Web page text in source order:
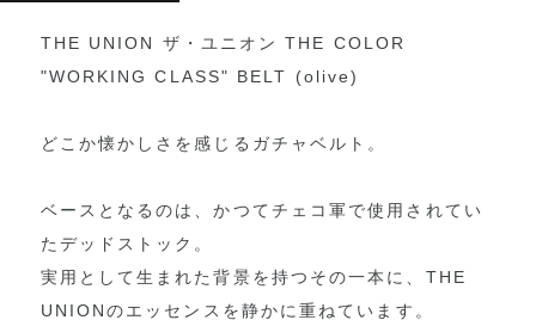
THE UNION ザ・ユニオン THE COLOR
"WORKING CLASS" BELT (olive)
どこか懐かしさを感じるガチャベルト。
ベースとなるのは、かつてチェコ軍で使用されてい
たデッドストック。
実用として生まれた背景を持つその一本に、THE
UNIONのエッセンスを静かに重ねています。